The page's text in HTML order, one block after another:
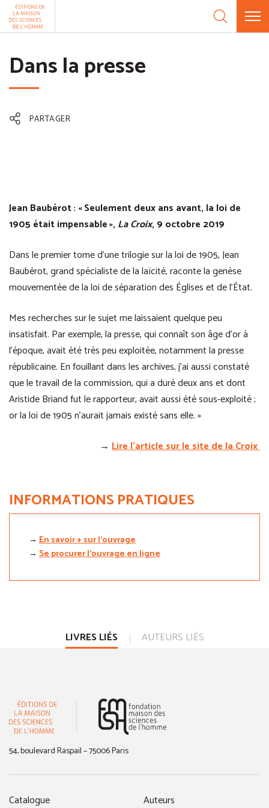
Aller au contenu
Dans la presse
PARTAGER
Jean Baubérot : « Seulement deux ans avant, la loi de
1905 était impensable », La Croix, 9 octobre 2019
Dans le premier tome d’une trilogie sur la loi de 1905, Jean
Baubérot, grand spécialiste de la laïcité, raconte la genèse
mouvementée de la loi de séparation des Églises et de l’État.
Mes recherches sur le sujet me laissaient quelque peu
insatisfait. Par exemple, la presse, qui connaît son âge d’or à
l’époque, avait été très peu exploitée, notamment la presse
républicaine. En fouillant dans les archives, j’ai aussi constaté
que le travail de la commission, qui a duré deux ans et dont
Aristide Briand fut le rapporteur, avait aussi été sous-exploité ;
or la loi de 1905 n’aurait jamais existé sans elle. »
→ Lire l’article sur le site de la Croix
INFORMATIONS PRATIQUES
→ En savoir + sur l'ouvrage
→ Se procurer l'ouvrage en ligne
LIVRES LIÉS AUTEURS LIÉS
54, boulevard Raspail – 75006 Paris
Catalogue Auteurs
Panneau de gestion des cookies